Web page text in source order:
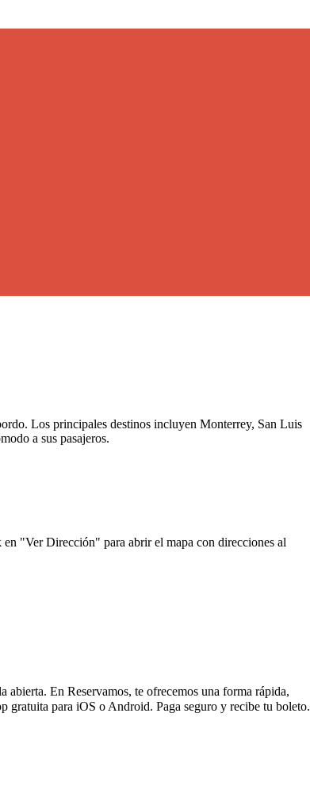
Los principales destinos incluyen Monterrey, San Luis
a sus pasajeros.
en "Ver Dirección" para abrir el mapa con direcciones al
En Reservamos, te ofrecemos una forma rápida,
gratuita para iOS o Android. Paga seguro y recibe tu boleto.